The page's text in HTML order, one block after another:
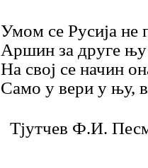
Умом се Русиjа не
Аршин за друге
На своj се начин
Само у вери у њу,
Тjутчев Ф.И.